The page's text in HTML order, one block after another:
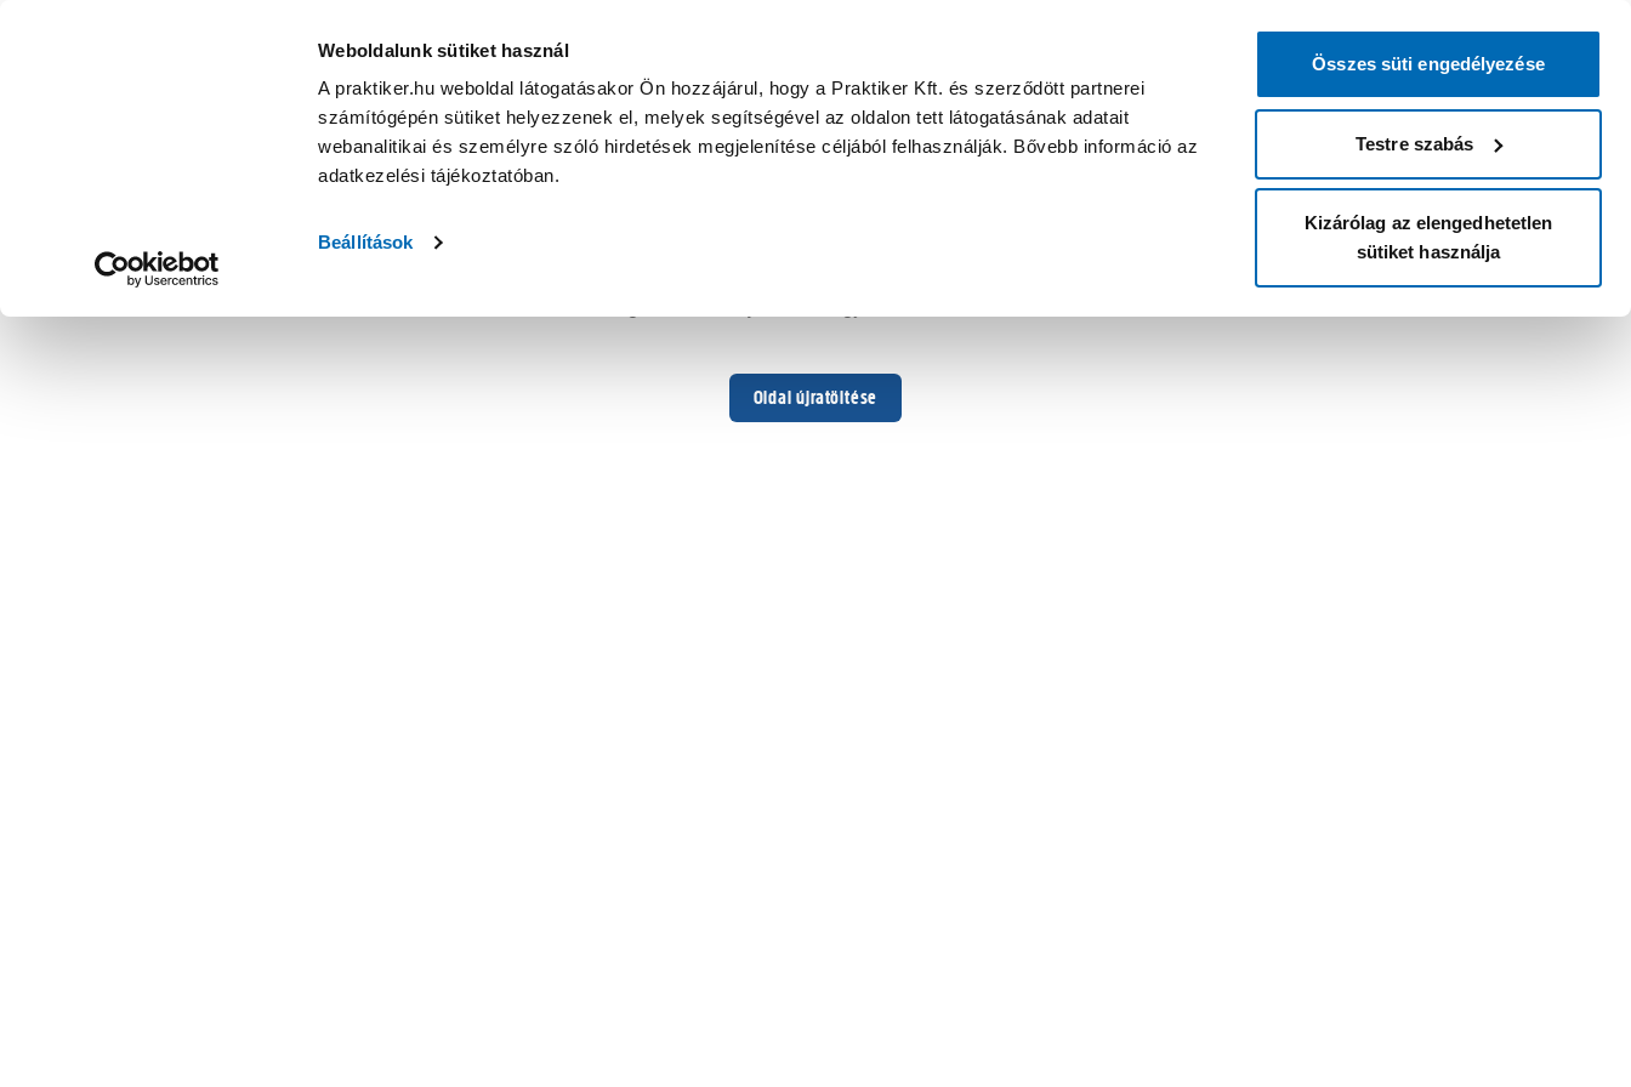
Weboldalunk sütiket használ
A praktiker.hu weboldal látogatásakor Ön hozzájárul, hogy a Praktiker Kft. és szerződött partnerei
számítógépén sütiket helyezzenek el, melyek segítségével az oldalon tett látogatásának adatait
webanalitikai és személyre szóló hirdetések megjelenítése céljából felhasználják. Bővebb információ az
adatkezelési tájékoztatóban.
Beállítások
Összes süti engedélyezése
Testre szabás
Kizárólag az elengedhetetlen
sütiket használja
Oldal újratöltése